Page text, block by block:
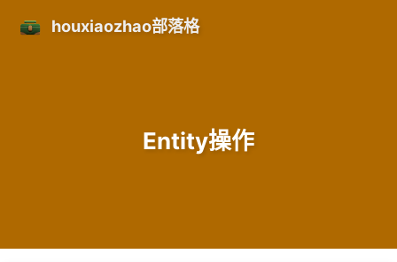
houxiaozhao部落格
Entity操作